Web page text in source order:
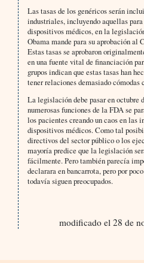
Las tasas de los genéricos serán
industriales, incluyendo aquellas
dispositivos médicos, en la
Obama mande para su aprobación al
Estas tasas se aprobaron
en una fuente vital de financiación
grupos indican que estas tasas han
tener relaciones demasiado
La legislación debe pasar en octubre
numerosas funciones de la FDA se
los pacientes creando un caos en las
dispositivos médicos. Como tal
directivos del sector público o los
mayoría predice que la legislación
fácilmente. Pero también parecía
declarara en bancarrota, pero por
todavía siguen preocupados.
modificado el 28 de